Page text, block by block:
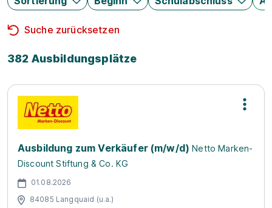
Suche zurücksetzen
382 Ausbildungsplätze
Ausbildung zum Verkäufer (m/w/d) Netto Marken-
Discount Stiftung & Co. KG
01.08.2026
84085 Langquaid (u.a.)